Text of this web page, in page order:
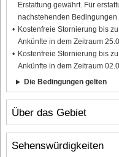
Über das Gebiet
Erstattung gewährt. Für
nachstehenden
Kostenfreie Stornierung bis
Ankünfte in dem Zeitraum
Kostenfreie Stornierung bis
Ankünfte in dem Zeitraum
Die Bedingungen gelten
Sehenswürdigkeiten